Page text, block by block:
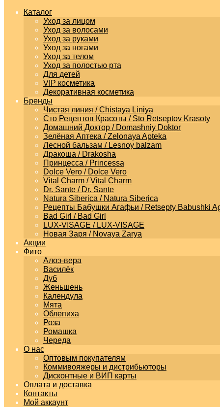
Каталог
Уход за лицом
Уход за волосами
Уход за руками
Уход за ногами
Уход за телом
Уход за полостью рта
Для детей
VIP косметика
Декоративная косметика
Бренды
Чистая линия / Chistaya Liniya
Сто Рецептов Красоты / Sto Retseptov Krasoty
Домашний Доктор / Domashniy Doktor
Зелёная Аптека / Zelonaya Apteka
Лесной бальзам / Lesnoy balzam
Дракоша / Drakosha
Принцесса / Princessa
Dolce Vero / Dolce Vero
Vital Charm / Vital Charm
Dr. Sante / Dr. Sante
Natura Siberica / Natura Siberica
Рецепты Бабушки Агафьи / Retsepty Babushki
Bad Girl / Bad Girl
LUX-VISAGE / LUX-VISAGE
Новая Заря / Novaya Zarya
Акции
Фито
Алоэ-вера
Василёк
Дуб
Женьшень
Календула
Мята
Облепиха
Роза
Ромашка
Череда
О нас
Оптовым покупателям
Коммивояжеры и дистрибьюторы
Дисконтные и ВИП карты
Оплата и доставка
Контакты
Мой аккаунт